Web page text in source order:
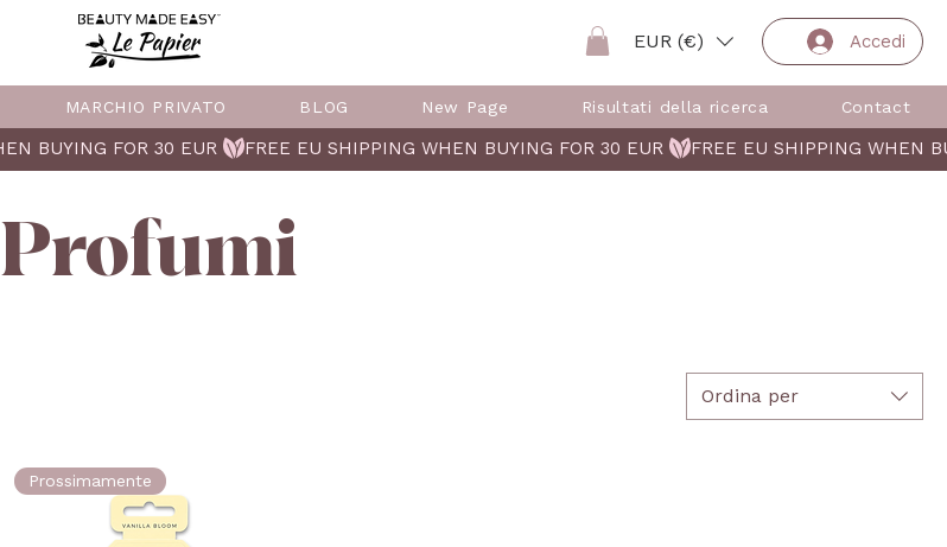
EUR (€) Accedi
MARCHIO PRIVATO BLOG New Page Risultati della ricerca Contact
Profumi
Ordina per
Prossimamente